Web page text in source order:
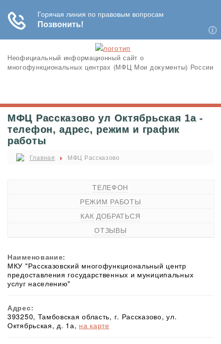
Неофициальный информационный сайт о
многофункциональных центрах (МФЦ Мои документы) России
МФЦ Рассказово ул Октябрьская 1а -
телефон, адрес, режим и график
работы
Главная МФЦ Рассказово
ТЕЛЕФОН
РЕЖИМ РАБОТЫ
КАК ДОБРАТЬСЯ
ОТЗЫВЫ
Наименование:
МКУ "Рассказовский многофункциональный центр
предоставления государственных и муниципальных
услуг населению"
Адрес:
393250, Тамбовская область, г. Рассказово, ул.
Октябрьская, д. 1а, на карте